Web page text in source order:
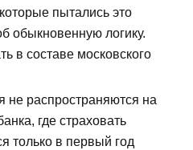
пытались это
обыкновенную логику.
в составе московского
не распространяются на
где страховать
только в первый год